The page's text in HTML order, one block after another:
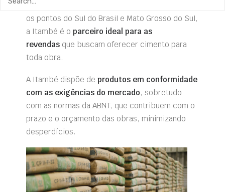
uma logística preparada para entregar em todos
os pontos do Sul do Brasil e Mato Grosso do Sul,
a Itambé é o parceiro ideal para as
revendas que buscam oferecer cimento para
toda obra.
A Itambé dispõe de produtos em conformidade
com as exigências do mercado, sobretudo
com as normas da ABNT, que contribuem com o
prazo e o orçamento das obras, minimizando
desperdícios.